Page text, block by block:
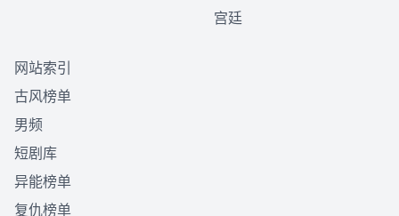
宫廷
网站索引
古风榜单
男频
短剧库
异能榜单
复仇榜单